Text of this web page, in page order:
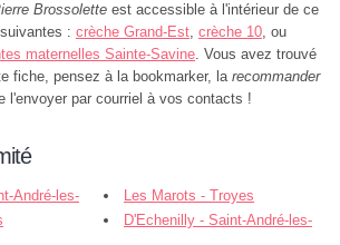
Brossolette est accessible à l'intérieur de ce
: crèche Grand-Est, crèche 10, ou
maternelles Sainte-Savine. Vous avez trouvé
fiche, pensez à la bookmarker, la recommander
l'envoyer par courriel à vos contacts !
André-les-
Les Marots - Troyes
D'Echenilly - Saint-André-les-